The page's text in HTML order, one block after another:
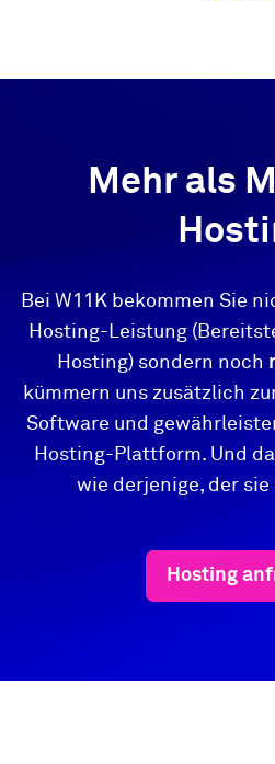
Mehr als
Bei W11K bekommen Sie
Hosting-Leistung
Hosting) sondern noch
kümmern uns zusätzlich
Software und
Hosting-Plattform. Und
wie derjenige, der
Hosting